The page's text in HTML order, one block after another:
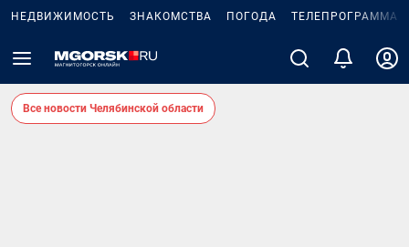
НЕДВИЖИМОСТЬ ЗНАКОМСТВА ПОГОДА ТЕЛЕПРОГРАММА
Все новости Челябинской области